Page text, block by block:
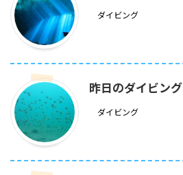
ダイビング
昨日のダイビング
ダイビング